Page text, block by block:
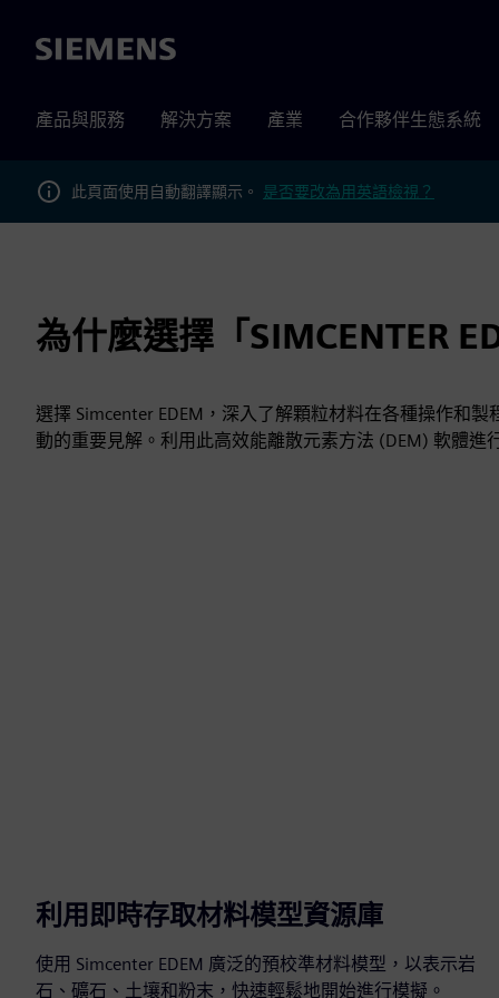
Siemens
產品與服務 解決方案 產業 合作夥伴生態系統
此頁面使用自動翻譯顯示。 是否要改為用英語檢視？
為什麼選擇「SIMCENTER
選擇 Simcenter EDEM，深入了解顆粒材料在各種操作和
動的重要見解。利用此高效能離散元素方法 (DEM) 軟體進
利用即時存取材料模型資源庫
使用 Simcenter EDEM 廣泛的預校準材料模型，以表示岩
石、礦石、土壤和粉末，快速輕鬆地開始進行模擬。